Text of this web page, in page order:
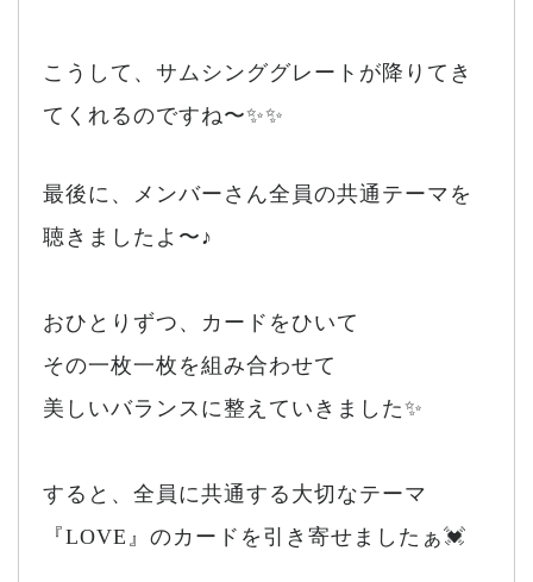
こうして、サムシンググレートが降りてき
てくれるのですね〜✨✨
最後に、メンバーさん全員の共通テーマを
聴きましたよ〜♪
おひとりずつ、カードをひいて
その一枚一枚を組み合わせて
美しいバランスに整えていきました✨
すると、全員に共通する大切なテーマ
『LOVE』のカードを引き寄せましたぁ💓